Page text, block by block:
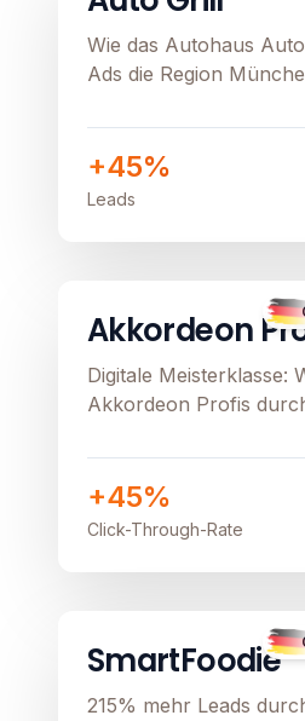
Wie das Autohaus
Ads die Region
+45%
Leads
B2C E-Commerce
Akkordeon
Digitale Meisterklasse:
Akkordeon Profis
stationären Verkauf
+45%
Click-Through-Rate
B2B
SmartFoodie
215% mehr Leads